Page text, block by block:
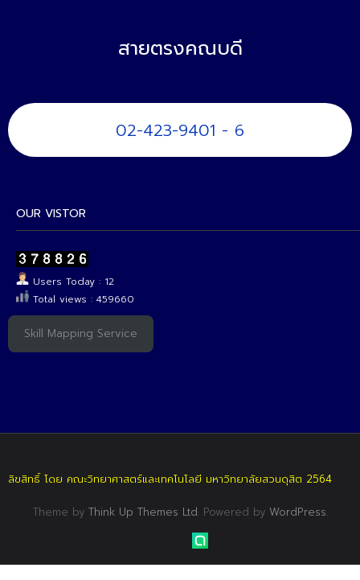
สายตรงคณบดี
02-423-9401 - 6
OUR VISTOR
Users Today : 12
Total views : 459660
Skill Mapping Service
ลิขสิทธิ์ โดย คณะวิทยาศาสตร์และเทคโนโลยี มหาวิทยาลัยสวนดุสิต 2564
Theme by Think Up Themes Ltd. Powered by WordPress.